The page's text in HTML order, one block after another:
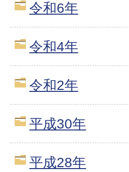
令和6年
令和4年
令和2年
平成30年
平成28年